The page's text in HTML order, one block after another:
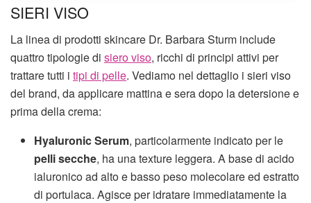
SIERI VISO
La linea di prodotti skincare Dr. Barbara Sturm include
quattro tipologie di siero viso, ricchi di principi attivi per
trattare tutti i tipi di pelle. Vediamo nel dettaglio i sieri viso
del brand, da applicare mattina e sera dopo la detersione e
prima della crema:
Hyaluronic Serum, particolarmente indicato per le
pelli secche, ha una texture leggera. A base di acido
ialuronico ad alto e basso peso molecolare ed estratto
di portulaca. Agisce per idratare immediatamente la